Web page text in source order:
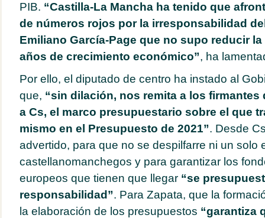
PIB. “Castilla-La Mancha ha tenido que
de números rojos por la irresponsabilidad
Emiliano García-Page que no supo reducir
años de crecimiento económico”, ha
Por ello, el diputado de centro ha instado al
que, “sin dilación, nos remita a los firmantes
a Cs, el marco presupuestario sobre el que
mismo en el Presupuesto de 2021”. Desde
advertido, para que no se despilfarre ni un solo
castellanomanchegos y para garantizar los
europeos que tienen que llegar “se
responsabilidad”. Para Zapata, que la
la elaboración de los presupuestos “garantiza